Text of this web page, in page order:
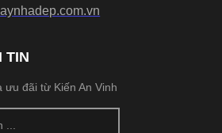
TIN
ưu đãi từ Kiến An Vinh